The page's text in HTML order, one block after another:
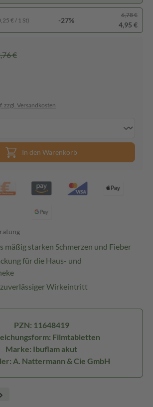
€ / 1 St) -27%
6,78 €
4,95 €
€
zzgl. Versandkosten
In den Warenkorb
mäßig starken Schmerzen und Fieber
für die Haus- und
Wirkeintritt
PZN: 11648419
Filmtabletten
Marke: Ibuflam akut
A. Nattermann & Cie GmbH